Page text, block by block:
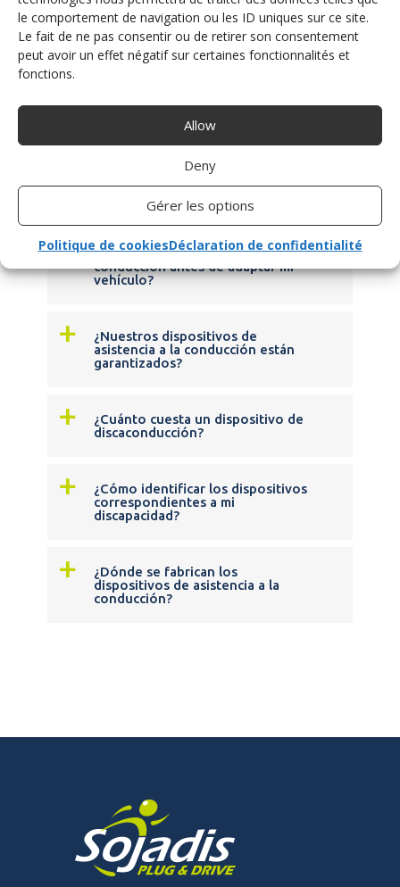
le comportement de navigation ou les ID uniques sur ce site.
Le fait de ne pas consentir ou de retirer son consentement
peut avoir un effet négatif sur certaines fonctionnalités et
fonctions.
Allow
Deny
Gérer les options
Politique de cookiesDéclaration de confidentialité
cambios manual?
dispositivo de asistencia a la
conducción?
a
¿Es posible probar uno o varios de
sus dispositivos de asistencia a la
conducción antes de adaptar mi
vehículo?
a
¿Nuestros dispositivos de
asistencia a la conducción están
garantizados?
a
¿Cuánto cuesta un dispositivo de
discaconducción?
a
¿Cómo identificar los dispositivos
correspondientes a mi
discapacidad?
a
¿Dónde se fabrican los
dispositivos de asistencia a la
conducción?